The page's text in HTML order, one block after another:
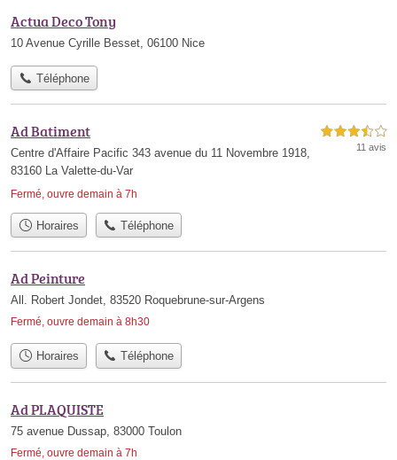
Actua Deco Tony
10 Avenue Cyrille Besset, 06100 Nice
Téléphone
Ad Batiment
Centre d'Affaire Pacific 343 avenue du 11 Novembre 1918,
83160 La Valette-du-Var
Fermé, ouvre demain à 7h
3,5 étoiles sur 5
11 avis
Horaires Téléphone
Ad Peinture
All. Robert Jondet, 83520 Roquebrune-sur-Argens
Fermé, ouvre demain à 8h30
Horaires Téléphone
Ad PLAQUISTE
75 avenue Dussap, 83000 Toulon
Fermé, ouvre demain à 7h